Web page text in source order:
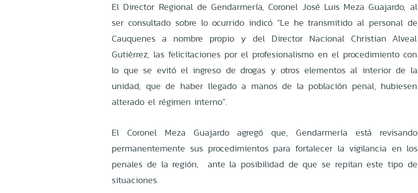
El Director Regional de Gendarmería, Coronel José Luis Meza Guajardo, al
ser consultado sobre lo ocurrido indicó “Le he transmitido al personal de
Cauquenes a nombre propio y del Director Nacional Christian Alveal
Gutiérrez, las felicitaciones por el profesionalismo en el procedimiento con
lo que se evitó el ingreso de drogas y otros elementos al interior de la
unidad, que de haber llegado a manos de la población penal, hubiesen
alterado el régimen interno”.
El Coronel Meza Guajardo agregó que, Gendarmería está revisando
permanentemente sus procedimientos para fortalecer la vigilancia en los
penales de la región, ante la posibilidad de que se repitan este tipo de
situaciones.